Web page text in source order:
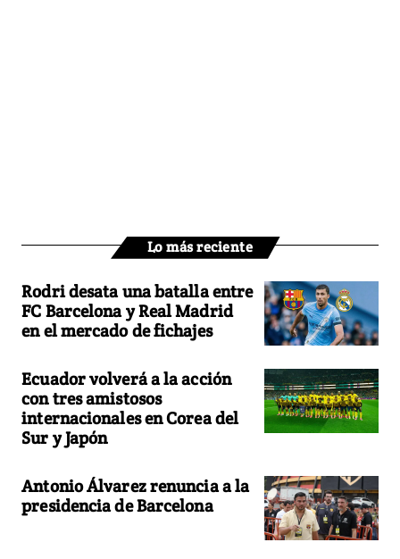
Lo más reciente
Rodri desata una batalla entre
FC Barcelona y Real Madrid
en el mercado de fichajes
Ecuador volverá a la acción
con tres amistosos
internacionales en Corea del
Sur y Japón
Antonio Álvarez renuncia a la
presidencia de Barcelona